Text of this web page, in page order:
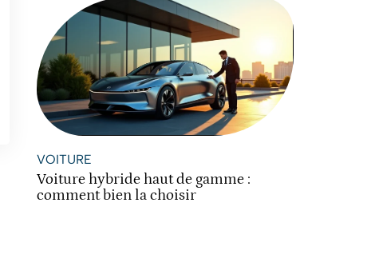
VOITURE
Voiture hybride haut de gamme :
comment bien la choisir